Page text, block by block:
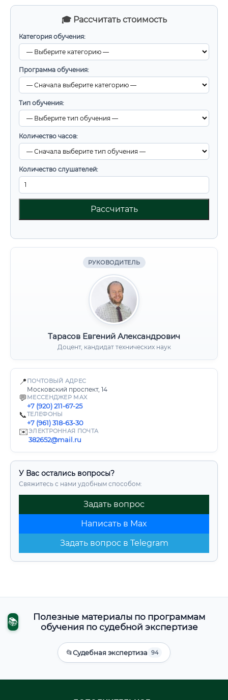
🎓 Рассчитать стоимость
Категория обучения:
Программа обучения:
Тип обучения:
Количество часов:
Количество слушателей:
Рассчитать
РУКОВОДИТЕЛЬ
Тарасов Евгений Александрович
Доцент, кандидат технических наук
📍 ПОЧТОВЫЙ АДРЕС
Московский проспект, 14
💬 МЕССЕНДЖЕР MAX
+7 (920) 211-67-25
📞ТЕЛЕФОНЫ
+7 (961) 318-63-30
✉️ЭЛЕКТРОННАЯ ПОЧТА
382652@mail.ru
У Вас остались вопросы?
Свяжитесь с нами удобным способом:
Задать вопрос
Написать в Max
Задать вопрос в Telegram
📚
Полезные материалы по программам
обучения по судебной экспертизе
📂Судебная экспертиза 94